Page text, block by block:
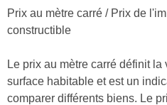
Prix au mètre carré / Prix de
constructible
Le prix au mètre carré définit
surface habitable et est un
comparer différents biens. Le